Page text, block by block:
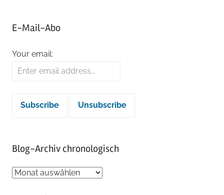
E-Mail-Abo
Your email:
Blog-Archiv chronologisch
Blog-